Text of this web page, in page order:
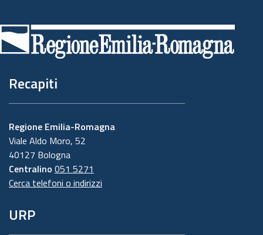
di
pagina
Recapiti
Regione Emilia-Romagna
Viale Aldo Moro, 52
40127 Bologna
Centralino 051 5271
Cerca telefoni o indirizzi
URP